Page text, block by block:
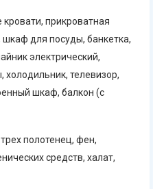
прикроватная
для посуды, банкетка,
электрический,
холодильник, телевизор,
шкаф, балкон (с
полотенец, фен,
средств, халат,